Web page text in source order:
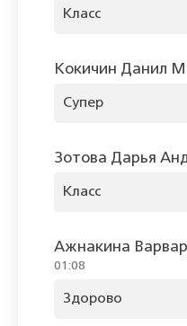
Класс
Кокичин Данил
Супер
Зотова Дарья
Класс
Ажнакина
01:08
Здорово